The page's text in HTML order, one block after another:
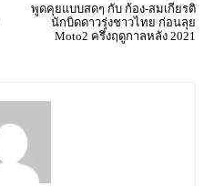
พูดคุยแบบสดๆ กับ ก้อง-สมเกียรติ
นักบิดดาวรุ่งชาวไทย ก่อนลุย
Moto2 ครึ่งฤดูกาลหลัง 2021